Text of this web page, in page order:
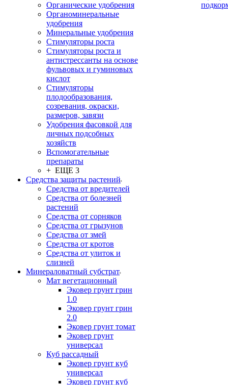
Органические удобрения
Органоминеральные
удобрения
Минеральные удобрения
Стимуляторы роста
Стимуляторы роста и
антистрессанты на основе
фульвовых и гуминовых
кислот
Стимуляторы
плодообразования,
созревания, окраски,
размеров, завязи
Удобрения фасовкой для
личных подсобных
хозяйств
Вспомогательные
препараты
+ ЕЩЕ 3
Средства защиты растений
Средства от вредителей
Средства от болезней
растений
Средства от сорняков
Средства от грызунов
Средства от змей
Средства от кротов
Средства от улиток и
слизней
Минераловатный субстрат
Мат вегетационный
Эковер грунт грин
1.0
Эковер грунт грин
2.0
Эковер грунт томат
Эковер грунт
универсал
Куб рассадный
Эковер грунт куб
универсал
Эковер грунт куб